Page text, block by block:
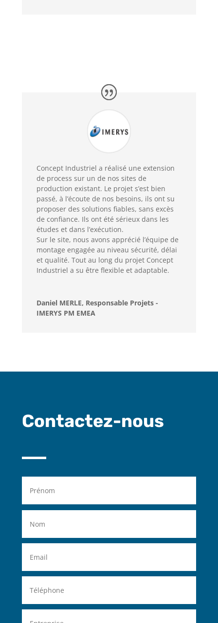
Concept Industriel a réalisé une extension
de process sur un de nos sites de
production existant. Le projet s’est bien
passé, à l’écoute de nos besoins, ils ont su
proposer des solutions fiables, sans excès
de confiance. Ils ont été sérieux dans les
études et dans l’exécution.
Sur le site, nous avons apprécié l’équipe de
montage engagée au niveau sécurité, délai
et qualité. Tout au long du projet Concept
Industriel a su être flexible et adaptable.
Daniel MERLE, Responsable Projets -
IMERYS PM EMEA
Contactez-nous